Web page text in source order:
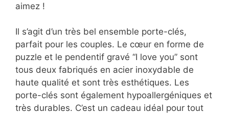
aimez !
Il s’agit d’un très bel ensemble porte-clés,
parfait pour les couples. Le cœur en forme de
puzzle et le pendentif gravé “I love you” sont
tous deux fabriqués en acier inoxydable de
haute qualité et sont très esthétiques. Les
porte-clés sont également hypoallergéniques et
très durables. C’est un cadeau idéal pour tout